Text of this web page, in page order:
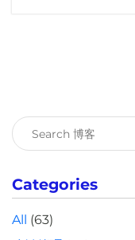
搜
索：
Categories
All (63)